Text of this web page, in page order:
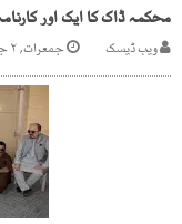
ویب ڈیسک جمعرات, ۲ جون ۲۰۲۲